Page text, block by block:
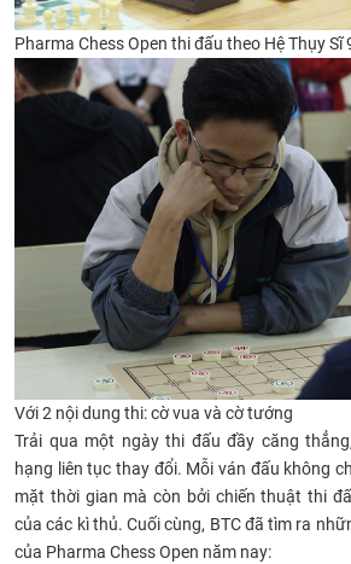
Pharma Chess Open thi đấu theo Hệ Thụy Sĩ
Với 2 nội dung thi: cờ vua và cờ tướng
Trải qua một ngày thi đấu đầy căng
hạng liên tục thay đổi. Mỗi ván đấu không
mặt thời gian mà còn bởi chiến thuật thi
của các kì thủ. Cuối cùng, BTC đã tìm ra
của Pharma Chess Open năm nay: